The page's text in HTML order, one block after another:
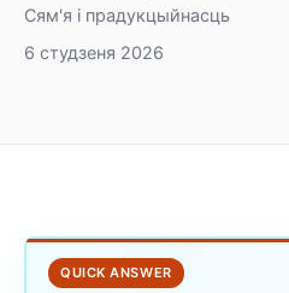
Сям'я і прадукцыйнасць
6 студзеня 2026
QUICK ANSWER